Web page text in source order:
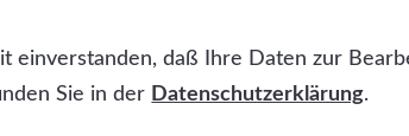
einverstanden, daß Ihre Daten zur
Sie in der Datenschutzerklärung.